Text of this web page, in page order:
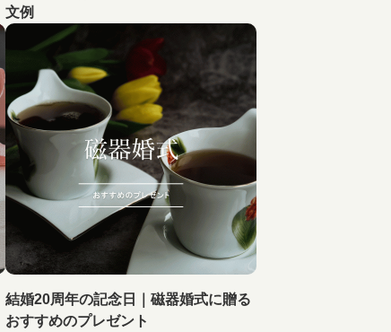
文例
結婚20周年の記念日｜磁器婚式に贈る
おすすめのプレゼント